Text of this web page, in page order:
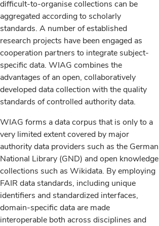
difficult-to-organise collections can be
aggregated according to scholarly
standards. A number of established
research projects have been engaged as
cooperation partners to integrate subject-
specific data. WIAG combines the
advantages of an open, collaboratively
developed data collection with the quality
standards of controlled authority data.
WIAG forms a data corpus that is only to a
very limited extent covered by major
authority data providers such as the German
National Library (GND) and open knowledge
collections such as Wikidata. By employing
FAIR data standards, including unique
identifiers and standardized interfaces,
domain-specific data are made
interoperable both across disciplines and